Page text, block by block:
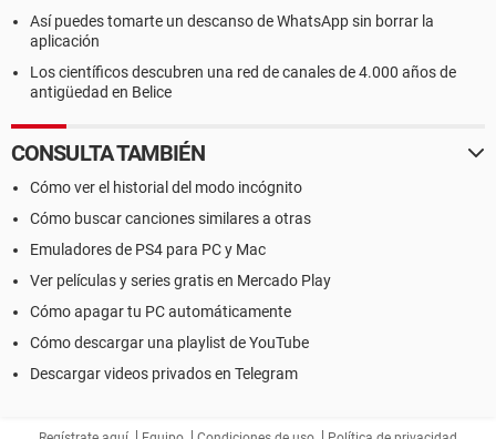
Así puedes tomarte un descanso de WhatsApp sin borrar la
aplicación
Los científicos descubren una red de canales de 4.000 años de
antigüedad en Belice
CONSULTA TAMBIÉN
Cómo ver el historial del modo incógnito
Cómo buscar canciones similares a otras
Emuladores de PS4 para PC y Mac
Ver películas y series gratis en Mercado Play
Cómo apagar tu PC automáticamente
Cómo descargar una playlist de YouTube
Descargar videos privados en Telegram